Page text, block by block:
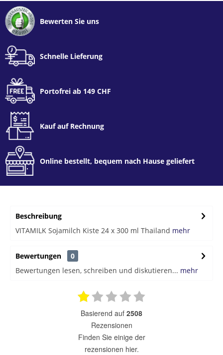
Bewerten Sie uns
Schnelle Lieferung
Portofrei ab 149 CHF
Kauf auf Rechnung
Online bestellt, bequem nach Hause geliefert
Beschreibung
VITAMILK Sojamilch Kiste 24 x 300 ml Thailand mehr
Bewertungen
0
Bewertungen lesen, schreiben und diskutieren... mehr
basierend auf 2508
Rezensionen
finden Sie einige der
rezensionen hier.